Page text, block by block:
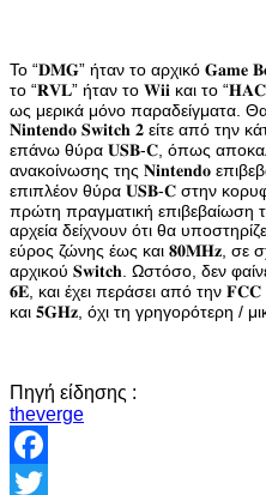
Το “𝐃𝐌𝐆” ήταν το αρχικό 𝐆𝐚𝐦𝐞
το “𝐑𝐕𝐋” ήταν το 𝐖𝐢𝐢 και το
ως μερικά μόνο παραδείγματα.
𝐍𝐢𝐧𝐭𝐞𝐧𝐝𝐨 𝐒𝐰𝐢𝐭𝐜𝐡 𝟐 είτε από την
επάνω θύρα 𝐔𝐒𝐁-𝐂, όπως
ανακοίνωσης της 𝐍𝐢𝐧𝐭𝐞𝐧𝐝𝐨
επιπλέον θύρα 𝐔𝐒𝐁-𝐂 στην
πρώτη πραγματική επιβεβαίωση
αρχεία δείχνουν ότι θα
εύρος ζώνης έως και 𝟖𝟎𝐌𝐇𝐳, σε
αρχικού 𝐒𝐰𝐢𝐭𝐜𝐡. Ωστόσο, δεν
𝟔𝐄, και έχει περάσει από την
και 𝟓𝐆𝐇𝐳, όχι τη γρηγορότερη /
Πηγή είδησης :
theverge
Facebook